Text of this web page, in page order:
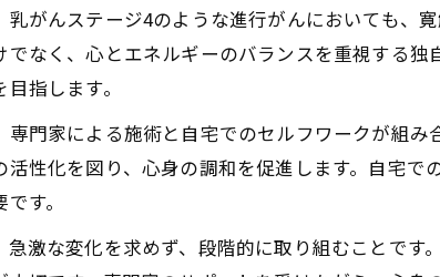
天啓気功治療や療法で活性化
天啓気功治療や療法で活性化する
天啓気功治療や療法でのチ
天啓気功治療や療法で活性化
天啓気功治療や療法でのチャ
乳がんステージ4のような進行がんにおいても、
でなく、心とエネルギーのバランスを重視する
指します。
専門家による施術と自宅でのセルフワークが組
活性化を図り、心身の調和を促進します。自宅
す。
急激な変化を求めず、段階的に取り組むことで